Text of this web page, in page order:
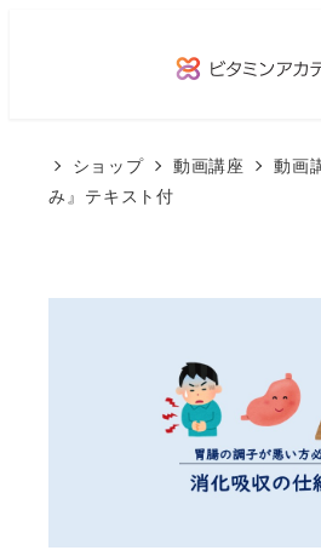
ショップ 動画講座
動画
み』テキスト付